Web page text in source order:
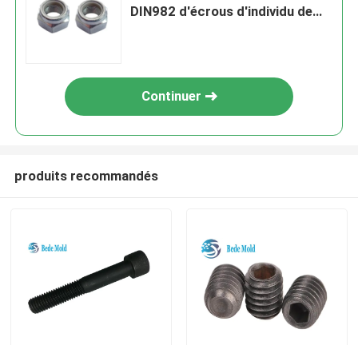
DIN982 d'écrous d'individu de
Continuer
produits recommandés